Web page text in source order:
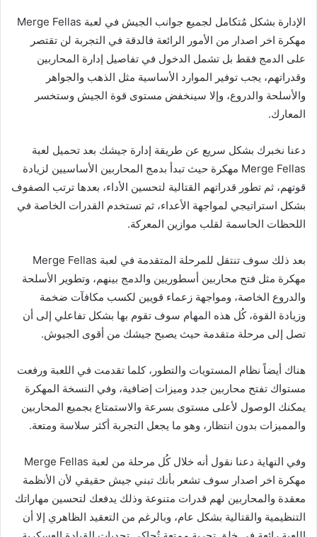
الإدارة بشكل مُتكامل لجميع جوانب الجيش في لعبة Merge Fellas
مهكرة اخر اصدار من الأمور الرائعة فالدقة في التجربة لن تقتصر
على الدمج فقط بل تشمل الدخول في تفاصيل إدارة المحاربين
وقدراتهم، يجب توفير الموارد الأساسية مثل الذهب والجواهر
والأسلحة والدروع، وإلا سينخفض مستوى قوة الجيش وستخسر
المعارك.
دعنا نخبرك بشكل سريع عن طريقة إدارة جيشك بعد تحميل لعبة
Merge Fellas مهكرة حيث تبدأ بدمج المحاربين الأساسيين لزيادة
قوتهم، ثم تطور قدراتهم القتالية لتحسين الأداء، بعدها ترتب الصفوف
بشكل استراتيجي لمواجهة الأعداء، ثم تستخدم القدرات الخاصة في
اللحظات الحاسمة لقلب موازين المعركة.
بعد ذلك سوف تنتقل للمرحلة المتقدمة في لعبة Merge Fellas
مهكرة مثل فتح محاربين أسطوريين والدمج بينهم، وتطوير الأسلحة
والدروع الخاصة، ومواجهة زعماء قويين لكسب مكافآت ضخمة
وزيادة القوة، كُل هذه المهام سوف تقوم بها بشكل تفاعلي إلى أن
تصل إلى مرحلة متقدمة حيث يصبح جيشك من أقوى الجيوش.
هناك أيضاً نظام المستويات والتطور، كلما تقدمت في اللعبة ورفعت
مستواك تفتح محاربين جدد وميزات إضافية، وفي النسخة المهكرة
يمكنك الوصول لأعلى مستوى بسرعة والاستمتاع بجميع المحاربين
والمميزات بدون انتظار، وهو ما يجعل التجربة أكثر سلاسة ومتعة.
وفي النهاية دعنا نقول أنه خلال كُل مرحلة من لعبة Merge Fellas
مهكرة اخر اصدار سوف تشعر بأنك تبني جيش حقيقي لأن الأنظمة
معقدة والمحاربين لهم قدرات متنوعة وذلك يدفعك لتحسين مهاراتك
التنظيمية والقتالية بشكل عام، وبالرغم من التعقيد الظاهري إلا أن